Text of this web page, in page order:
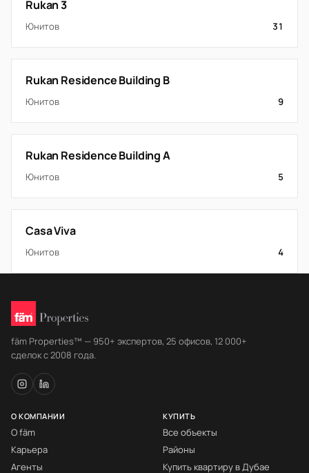
Rukan 3
Юнитов 31
Rukan Residence Building B
Юнитов 9
Rukan Residence Building A
Юнитов 5
Casa Viva
Юнитов 4
fäm Properties™ — 950+ экспертов, 25 офисов, 12 000+
сделок с 2008 года.
О КОМПАНИИ
О fäm
Карьера
Агенты
КУПИТЬ
Все объекты
Районы
Купить квартиру в Дубае